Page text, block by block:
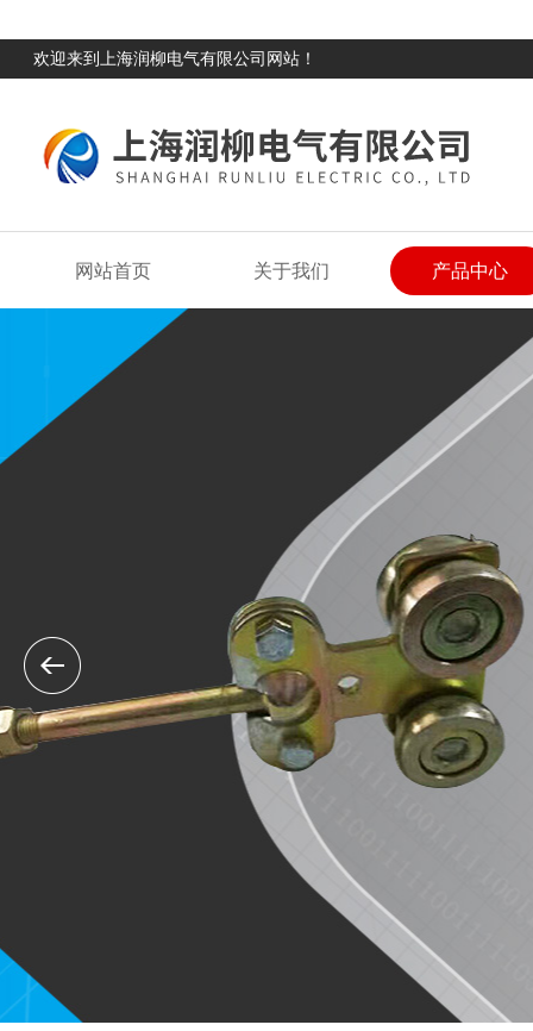
欢迎来到上海润柳电气有限公司网站！
网站首页 关于我们 产品中心